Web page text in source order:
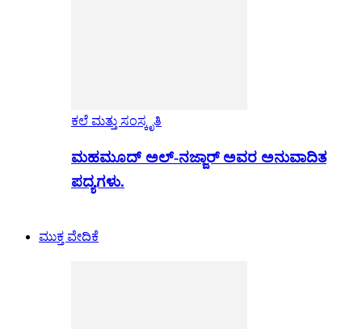
ಕಲೆ ಮತ್ತು ಸಂಸ್ಕೃತಿ
ಮಹಮೂದ್ ಅಲ್-ನಜ್ಜಾರ್ ಅವರ ಅನುವಾದಿತ
ಪದ್ಯಗಳು.
ಮುಕ್ತ ವೇದಿಕೆ